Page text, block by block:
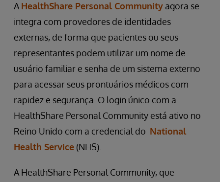
A HealthShare Personal Community agora se
integra com provedores de identidades
externas, de forma que pacientes ou seus
representantes podem utilizar um nome de
usuário familiar e senha de um sistema externo
para acessar seus prontuários médicos com
rapidez e segurança. O login único com a
HealthShare Personal Community está ativo no
Reino Unido com a credencial do National
Health Service (NHS).
A HealthShare Personal Community, que